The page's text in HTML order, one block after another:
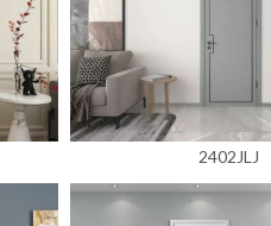
2402JLJ